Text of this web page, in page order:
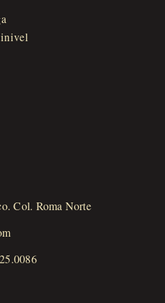
Col. Roma Norte